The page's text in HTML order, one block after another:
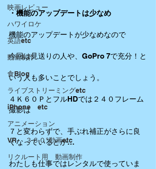
映画レビュー
ハワイロケ
英語etc
動画制作
食Blog
ライブストリーミングetc
iPhone etc
アニメーション
VR ３６０°動画etc
リクルート用 動画制作
・機能のアップデートは少なめ
機能のアップデートが少なめなので
今回は見送りの人や、GoPro 7で充分！と
いう人も多いことでしょう。
４Ｋ６０ＰとフルHDでは２４０フレーム
撮影は
７と変わらずで、手ぶれ補正がさらに良
くなっているとか…
わたしも仕事ではレンタルで使っていま